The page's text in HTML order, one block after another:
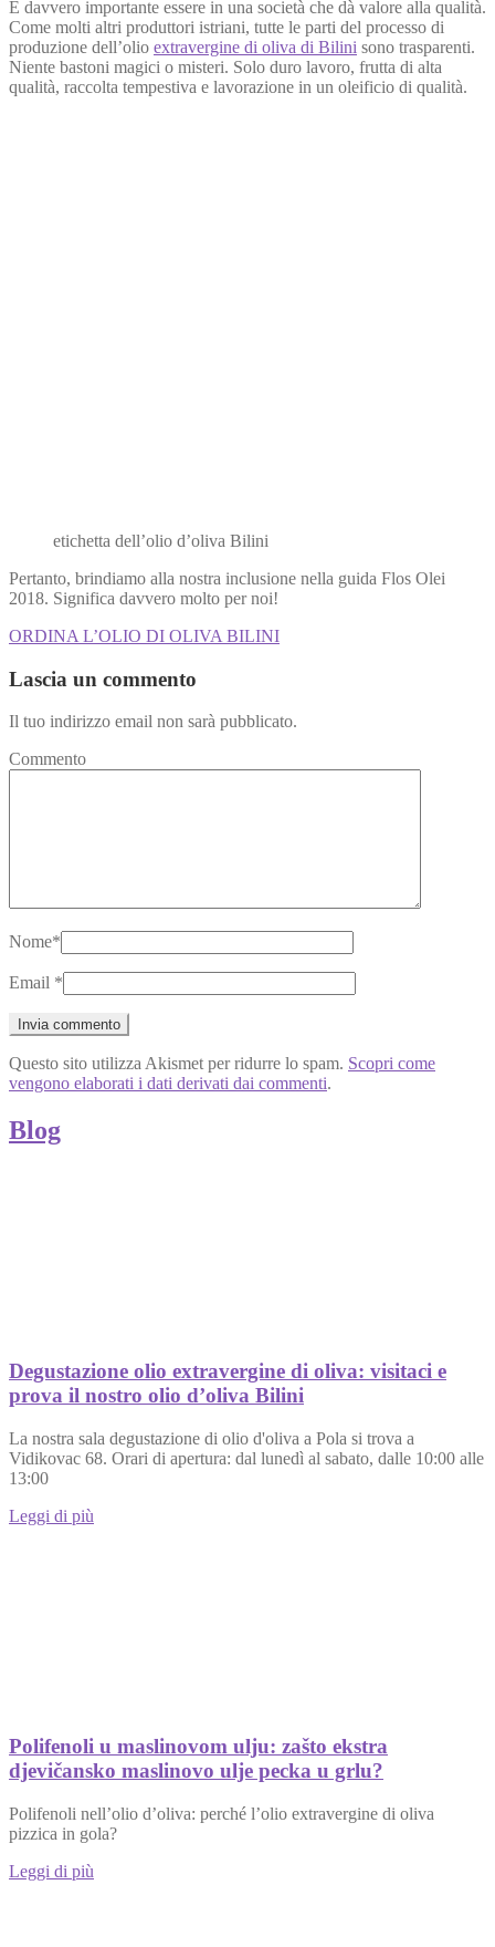
È davvero importante essere in una società che dà valore alla qualità.
Come molti altri produttori istriani, tutte le parti del processo di
produzione dell’olio extravergine di oliva di Bilini sono trasparenti.
Niente bastoni magici o misteri. Solo duro lavoro, frutta di alta
qualità, raccolta tempestiva e lavorazione in un oleificio di qualità.
etichetta dell’olio d’oliva Bilini
Pertanto, brindiamo alla nostra inclusione nella guida Flos Olei
2018. Significa davvero molto per noi!
ORDINA L’OLIO DI OLIVA BILINI
Lascia un commento
Il tuo indirizzo email non sarà pubblicato.
Commento
Nome*
Email *
Questo sito utilizza Akismet per ridurre lo spam. Scopri come
vengono elaborati i dati derivati dai commenti.
Blog
Degustazione olio extravergine di oliva: visitaci e
prova il nostro olio d’oliva Bilini
La nostra sala degustazione di olio d'oliva a Pola si trova a
Vidikovac 68. Orari di apertura: dal lunedì al sabato, dalle 10:00 alle
13:00
Leggi di più
Polifenoli u maslinovom ulju: zašto ekstra
djevičansko maslinovo ulje pecka u grlu?
Polifenoli nell’olio d’oliva: perché l’olio extravergine di oliva
pizzica in gola?
Leggi di più